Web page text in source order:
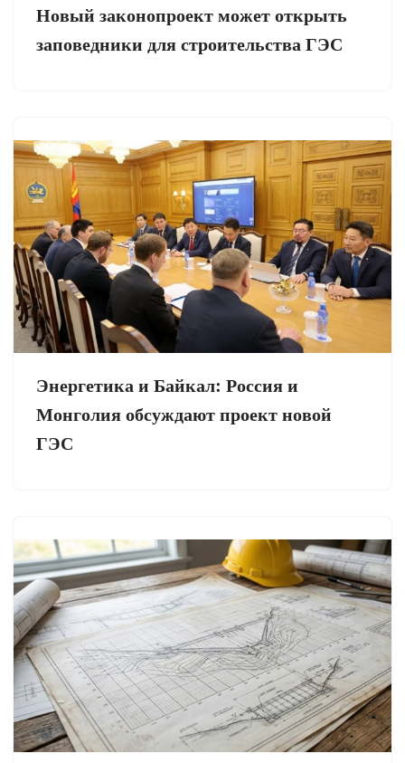
Новый законопроект может открыть
заповедники для строительства ГЭС
Энергетика и Байкал: Россия и
Монголия обсуждают проект новой
ГЭС